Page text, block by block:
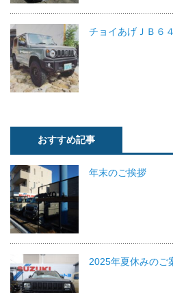
チョイあげＪＢ６
おすすめ記事
年末のご挨拶
2025年夏休みのご